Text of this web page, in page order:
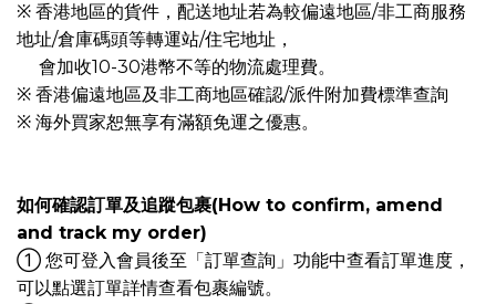
※ 香港地區的貨件，配送地址若為較偏遠地區/非工商服務
地址/倉庫碼頭等轉運站/住宅地址，
會加收10-30港幣不等的物流處理費。
※ 香港偏遠地區及非工商地區確認/派件附加費標準查詢
※ 海外買家恕無享有滿額免運之優惠。
如何確認訂單及追蹤包裹(How to confirm, amend
and track my order)
① 您可登入會員後至「訂單查詢」功能中查看訂單進度，
可以點選訂單詳情查看包裹編號。